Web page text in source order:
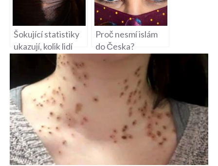
Šokující statistiky
ukazují, kolik lidí
vyznává islám!
Proč nesmí islám
do Česka?
Zaručeně
kontroverzní kniha
odhaluje šokující
pravdu!